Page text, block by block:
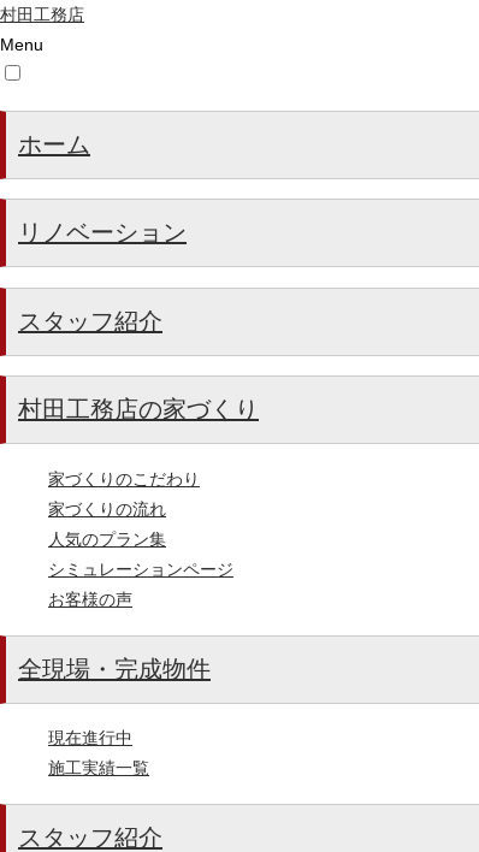
村田工務店
Menu
ホーム
リノベーション
スタッフ紹介
村田工務店の家づくり
家づくりのこだわり
家づくりの流れ
人気のプラン集
シミュレーションページ
お客様の声
全現場・完成物件
現在進行中
施工実績一覧
スタッフ紹介